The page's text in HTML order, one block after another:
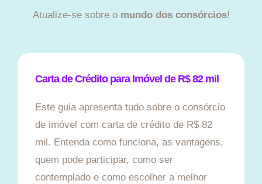
Atualize-se sobre o mundo dos consórcios!
Carta de Crédito para Imóvel de R$ 82 mil
Este guia apresenta tudo sobre o consórcio
de imóvel com carta de crédito de R$ 82
mil. Entenda como funciona, as vantagens,
quem pode participar, como ser
contemplado e como escolher a melhor